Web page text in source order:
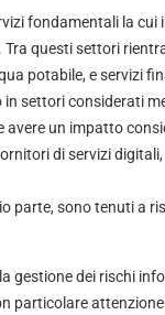
fondamentali la
questi settori
potabile, e servizi
settori considerati
un impatto
di servizi
parte, sono tenuti a
gestione dei rischi
particolare